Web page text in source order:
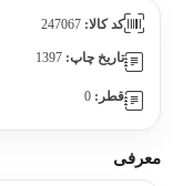
کد کالا:
تاریخ چاپ: 1397
قطر: 0
معرفی